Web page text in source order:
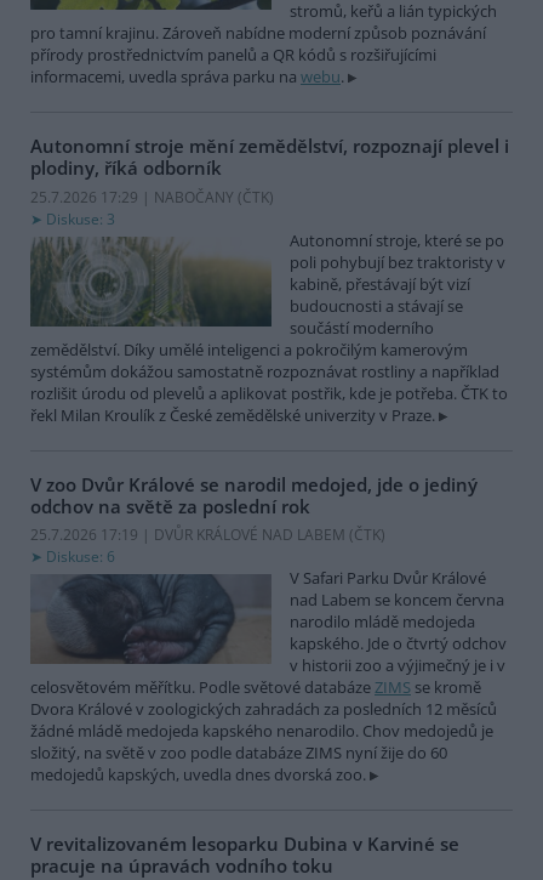
stromů, keřů a lián typických
pro tamní krajinu. Zároveň nabídne moderní způsob poznávání
přírody prostřednictvím panelů a QR kódů s rozšiřujícími
informacemi, uvedla správa parku na webu.
Autonomní stroje mění zemědělství, rozpoznají plevel i
plodiny, říká odborník
25.7.2026 17:29 | NABOČANY (ČTK)
Diskuse: 3
Autonomní stroje, které se po
poli pohybují bez traktoristy v
kabině, přestávají být vizí
budoucnosti a stávají se
součástí moderního
zemědělství. Díky umělé inteligenci a pokročilým kamerovým
systémům dokážou samostatně rozpoznávat rostliny a například
rozlišit úrodu od plevelů a aplikovat postřik, kde je potřeba. ČTK to
řekl Milan Kroulík z České zemědělské univerzity v Praze.
V zoo Dvůr Králové se narodil medojed, jde o jediný
odchov na světě za poslední rok
25.7.2026 17:19 | DVŮR KRÁLOVÉ NAD LABEM (ČTK)
Diskuse: 6
V Safari Parku Dvůr Králové
nad Labem se koncem června
narodilo mládě medojeda
kapského. Jde o čtvrtý odchov
v historii zoo a výjimečný je i v
celosvětovém měřítku. Podle světové databázeZIMS se kromě
Dvora Králové v zoologických zahradách za posledních 12 měsíců
žádné mládě medojeda kapského nenarodilo. Chov medojedů je
složitý, na světě v zoo podle databáze ZIMS nyní žije do 60
medojedů kapských, uvedla dnes dvorská zoo.
V revitalizovaném lesoparku Dubina v Karviné se
pracuje na úpravách vodního toku